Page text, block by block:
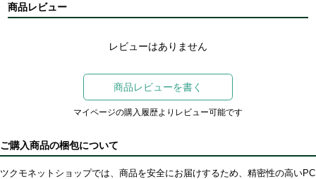
商品レビュー
レビューはありません
商品レビューを書く
マイページの購入履歴よりレビュー可能です
ご購入商品の梱包について
ツクモネットショップでは、商品を安全にお届けするため、精密性の高いPC